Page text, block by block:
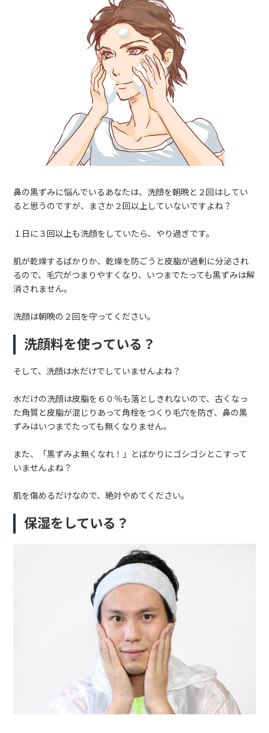
鼻の黒ずみに悩んでいるあなたは、洗顔を朝晩と２回はしてい
ると思うのですが、まさか２回以上していないですよね？
１日に３回以上も洗顔をしていたら、やり過ぎです。
肌が乾燥するばかりか、乾燥を防ごうと皮脂が過剰に分泌され
るので、毛穴がつまりやすくなり、いつまでたっても黒ずみは解
消されません。
洗顔は朝晩の２回を守ってください。
洗顔料を使っている？
そして、洗顔は水だけでしていませんよね？
水だけの洗顔は皮脂を６０％も落としきれないので、古くなっ
た角質と皮脂が混じりあって角栓をつくり毛穴を防ぎ、鼻の黒
ずみはいつまでたっても無くなりません。
また、「黒ずみよ無くなれ！」とばかりにゴシゴシとこすって
いませんよね？
肌を傷めるだけなので、絶対やめてください。
保湿をしている？